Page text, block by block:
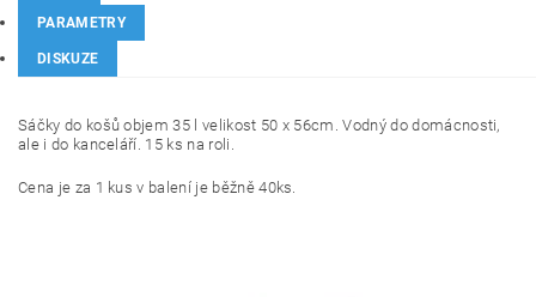
PARAMETRY
DISKUZE
Sáčky do košů objem 35 l velikost 50 x 56cm. Vodný do domácnosti,
ale i do kanceláří. 15 ks na roli.
Cena je za 1 kus v balení je běžně 40ks.